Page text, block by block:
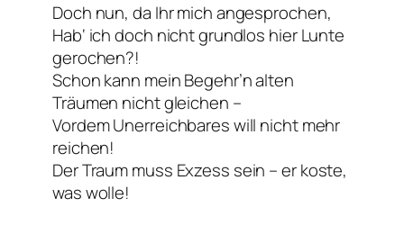
Doch nun, da Ihr mich angesprochen,
Hab‘ ich doch nicht grundlos hier Lunte
gerochen?!
Schon kann mein Begehr’n alten
Träumen nicht gleichen –
Vordem Unerreichbares will nicht mehr
reichen!
Der Traum muss Exzess sein – er koste,
was wolle!